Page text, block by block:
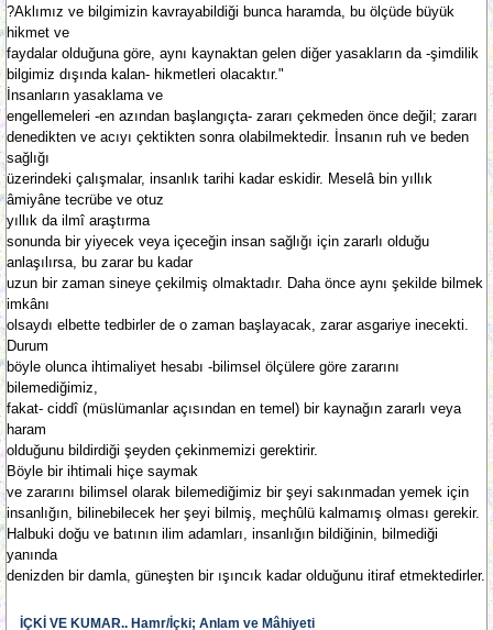
?Aklımız ve bilgimizin kavrayabildiği bunca haramda, bu ölçüde büyük
hikmet ve
faydalar olduğuna göre, aynı kaynaktan gelen diğer yasakların da -şimdilik
bilgimiz dışında kalan- hikmetleri olacaktır."
İnsanların yasaklama ve
engellemeleri -en azından başlangıçta- zararı çekmeden önce değil; zararı
denedikten ve acıyı çektikten sonra olabilmektedir. İnsanın ruh ve beden
sağlığı
üzerindeki çalışmalar, insanlık tarihi kadar eskidir. Meselâ bin yıllık
âmiyâne tecrübe ve otuz
yıllık da ilmî araştırma
sonunda bir yiyecek veya içeceğin insan sağlığı için zararlı olduğu
anlaşılırsa, bu zarar bu kadar
uzun bir zaman sineye çekilmiş olmaktadır. Daha önce aynı şekilde bilmek
imkânı
olsaydı elbette tedbirler de o zaman başlayacak, zarar asgariye inecekti.
Durum
böyle olunca ihtimaliyet hesabı -bilimsel ölçülere göre zararını
bilemediğimiz,
fakat- ciddî (müslümanlar açısından en temel) bir kaynağın zararlı veya
haram
olduğunu bildirdiği şeyden çekinmemizi gerektirir.
Böyle bir ihtimali hiçe saymak
ve zararını bilimsel olarak bilemediğimiz bir şeyi sakınmadan yemek için
insanlığın, bilinebilecek her şeyi bilmiş, meçhûlü kalmamış olması gerekir.
Halbuki doğu ve batının ilim adamları, insanlığın bildiğinin, bilmediği
yanında
denizden bir damla, güneşten bir ışıncık kadar olduğunu itiraf etmektedirler.
İÇKİ VE KUMAR.. Hamr/İçki; Anlam ve Mâhiyeti